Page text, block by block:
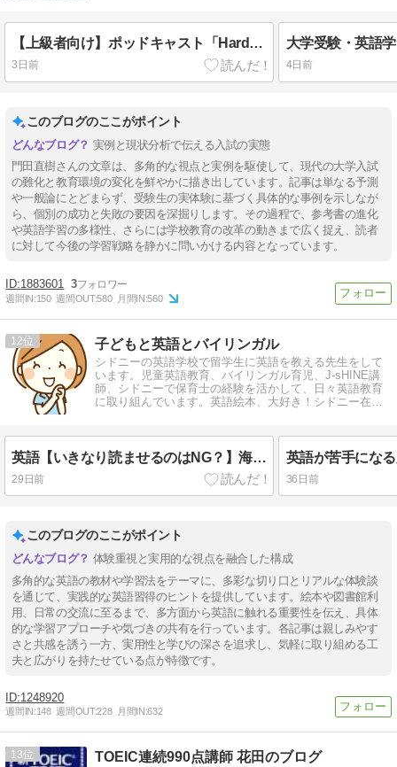
【上級者向け】ポッドキャスト「Hardcore History」で英語と世界史を同時に学ぶ
3日前 4日前
このブログのここがポイント
実例と現状分析で伝える入試の実態
門田直樹さんの文章は、多角的な視点と実例を駆使して、現代の大学入試
の難化と教育環境の変化を鮮やかに描き出しています。記事は単なる予測
や一般論にとどまらず、受験生の実体験に基づく具体的な事例を示しなが
ら、個別の成功と失敗の要因を深掘りします。その過程で、参考書の進化
や英語学習の多様性、さらには学校教育の改革の動きまで広く捉え、読者
に対して今後の学習戦略を静かに問いかける内容となっています。
1883601 3
週間IN:150 週間OUT:580 月間IN:560
12 子どもと英語とバイリンガル
シドニーの英語学校で留学生に英語を教える先生をして
います。児童英語教育、バイリンガル育児、J-sHINE講
師、シドニーで保育士の経験を活かして、日々英語教育
に取り組んでいます。英語絵本、大好き！シドニー在
英語【いきなり読ませるのはNG？】海外の英語学校のリーディング指導を公開！
29日前 36日前
このブログのここがポイント
体験重視と実用的な視点を融合した構成
多角的な英語の教材や学習法をテーマに、多彩な切り口とリアルな体験談
を通じて、実践的な英語習得のヒントを提供しています。絵本や図書館利
用、日常の交流に至るまで、多方面から英語に触れる重要性を伝え、具体
的な学習アプローチや気づきの共有を行っています。各記事は親しみやす
さと共感を誘う一方、実用性と学びの深さを追求し、気軽に取り組める工
夫と広がりを持たせている点が特徴です。
1248920
週間IN:148 週間OUT:228 月間IN:632
13 TOEIC連続990点講師 花田のブログ